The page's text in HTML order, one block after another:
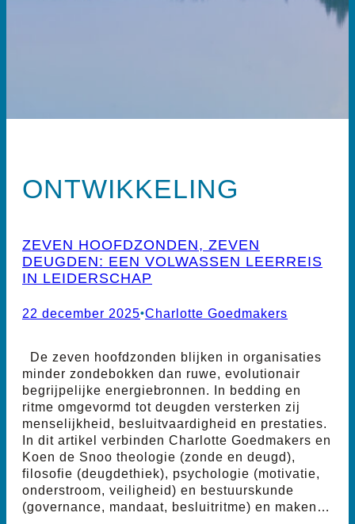
ONTWIKKELING
ZEVEN HOOFDZONDEN, ZEVEN
DEUGDEN: EEN VOLWASSEN LEERREIS
IN LEIDERSCHAP
22 december 2025•Charlotte Goedmakers
De zeven hoofdzonden blijken in organisaties
minder zondebokken dan ruwe, evolutionair
begrijpelijke energiebronnen. In bedding en
ritme omgevormd tot deugden versterken zij
menselijkheid, besluitvaardigheid en prestaties.
In dit artikel verbinden Charlotte Goedmakers en
Koen de Snoo theologie (zonde en deugd),
filosofie (deugdethiek), psychologie (motivatie,
onderstroom, veiligheid) en bestuurskunde
(governance, mandaat, besluitritme) en maken…